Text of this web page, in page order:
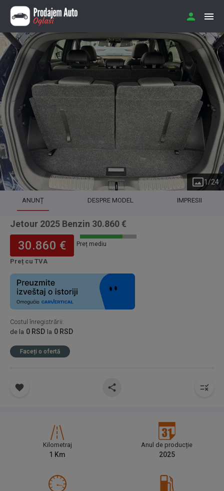
1 /24
ANUNȚ DESPRE MODEL IMPRESII
Jetour 2025 Benzin 30.860 €
30.860 €
Preț cu TVA
Preț mediu
Costul înregistrării:
de la 0 RSD la 0 RSD
Faceți o ofertă
Kilometraj
1 Km
Anul de producție
2025